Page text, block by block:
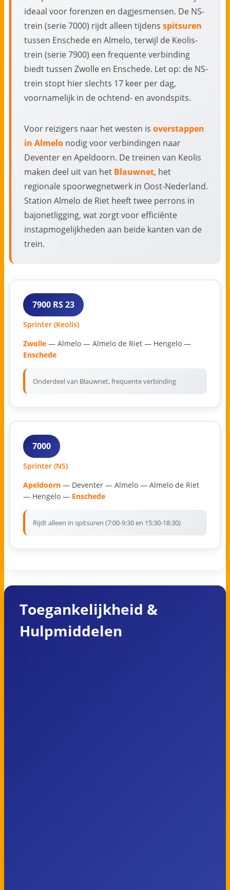
ideaal voor forenzen en dagjesmensen. De NS-
trein (serie 7000) rijdt alleen tijdens spitsuren
tussen Enschede en Almelo, terwijl de Keolis-
trein (serie 7900) een frequente verbinding
biedt tussen Zwolle en Enschede. Let op: de NS-
trein stopt hier slechts 17 keer per dag,
voornamelijk in de ochtend- en avondspits.
Voor reizigers naar het westen is overstappen
in Almelo nodig voor verbindingen naar
Deventer en Apeldoorn. De treinen van Keolis
maken deel uit van het Blauwnet, het
regionale spoorwegnetwerk in Oost-Nederland.
Station Almelo de Riet heeft twee perrons in
bajonetligging, wat zorgt voor efficiënte
instapmogelijkheden aan beide kanten van de
trein.
7900 RS 23
Sprinter (Keolis)
Zwolle — Almelo — Almelo de Riet — Hengelo —
Enschede
Onderdeel van Blauwnet, frequente verbinding
7000
Sprinter (NS)
Apeldoorn — Deventer — Almelo — Almelo de Riet
— Hengelo — Enschede
Rijdt alleen in spitsuren (7:00-9:30 en 15:30-18:30)
Toegankelijkheid &
Hulpmiddelen